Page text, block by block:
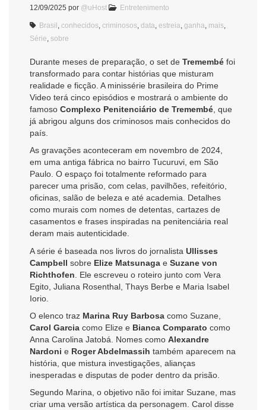
12/09/2025 por @uHost Entretenimento
Brasil conhecidos criminosos data estreia ganha mais
Série sobre
Durante meses de preparação, o set de Tremembé foi
transformado para contar histórias que misturam
realidade e ficção. A minissérie brasileira do Prime
Video terá cinco episódios e mostrará o ambiente do
famoso Complexo Penitenciário de Tremembé , que
já abrigou alguns dos criminosos mais conhecidos do
país.
As gravações aconteceram em novembro de 2024,
em uma antiga fábrica no bairro Tucuruvi, em São
Paulo. O espaço foi totalmente reformado para
parecer uma prisão, com celas, pavilhões, refeitório,
oficinas, salão de beleza e até academia. Detalhes
como murais com nomes de detentas, cartazes de
casamentos e frases inspiradas na penitenciária real
deram mais autenticidade.
A série é baseada nos livros do jornalista Ullisses
Campbell sobre Elize Matsunaga e Suzane von
Richthofen . Ele escreveu o roteiro junto com Vera
Egito, Juliana Rosenthal, Thays Berbe e Maria Isabel
Iorio.
O elenco traz Marina Ruy Barbosa como Suzane,
Carol Garcia como Elize e Bianca Comparato como
Anna Carolina Jatobá. Nomes como Alexandre
Nardoni e Roger Abdelmassih também aparecem na
história, que mistura investigações, alianças
inesperadas e disputas de poder dentro da prisão.
Segundo Marina, o objetivo não foi imitar Suzane, mas
criar uma versão artística da personagem. Carol disse